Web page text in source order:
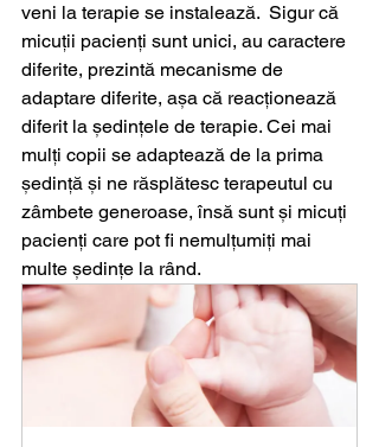
veni la terapie se instalează.  Sigur că
micuții pacienți sunt unici, au caractere
diferite, prezintă mecanisme de
adaptare diferite, așa că reacționează
diferit la ședințele de terapie. Cei mai
mulți copii se adaptează de la prima
ședință și ne răsplătesc terapeutul cu
zâmbete generoase, însă sunt și micuți
pacienți care pot fi nemulțumiți mai
multe ședințe la rând.